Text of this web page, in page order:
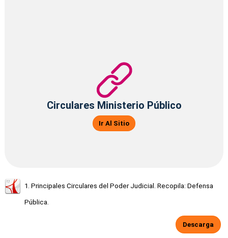
Circulares Ministerio Público
Ir Al Sitio
1. Principales Circulares del Poder Judicial. Recopila: Defensa
Pública.
Descarga